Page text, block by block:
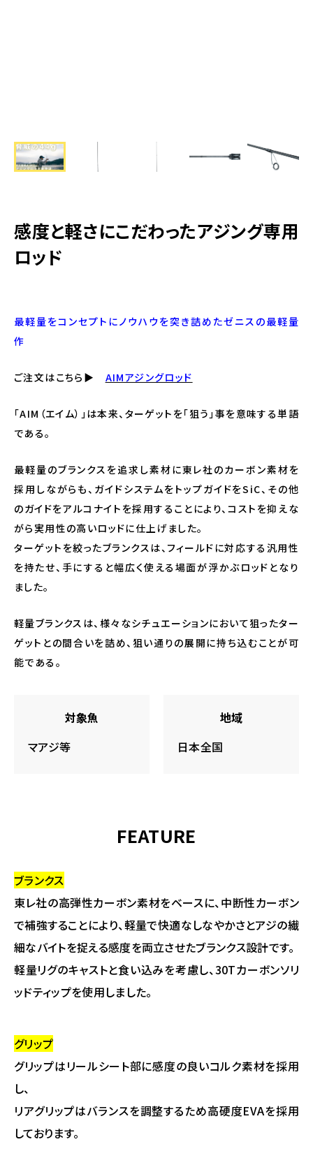
感度と軽さにこだわったアジング専用
ロッド
最軽量をコンセプトにノウハウを突き詰めたゼニスの最軽量
作
ご注文はこちら▶ AIMアジングロッド
「AIM（エイム）」は本来、ターゲットを「狙う」事を意味する単語
である。
最軽量のブランクスを追求し素材に東レ社のカーボン素材を
採用しながらも、ガイドシステムをトップガイドをSiC、その他
のガイドをアルコナイトを採用することにより、コストを抑えな
がら実用性の高いロッドに仕上げました。
ターゲットを絞ったブランクスは、フィールドに対応する汎用性
を持たせ、手にすると幅広く使える場面が浮かぶロッドとなり
ました。
軽量ブランクスは、様々なシチュエーションにおいて狙ったター
ゲットとの間合いを詰め、狙い通りの展開に持ち込むことが可
能である。
対象魚
マアジ等
地域
日本全国
FEATURE
ブランクス
東レ社の高弾性カーボン素材をベースに、中断性カーボン
で補強することにより、軽量で快適なしなやかさとアジの繊
細なバイトを捉える感度を両立させたブランクス設計です。
軽量リグのキャストと食い込みを考慮し、30Tカーボンソリ
ッドティップを使用しました。
グリップ
グリップはリールシート部に感度の良いコルク素材を採用
し、
リアグリップはバランスを調整するため高硬度EVAを採用
しております。